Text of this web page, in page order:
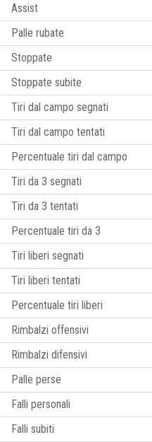
Assist
Palle rubate
Stoppate
Stoppate subite
Tiri dal campo segnati
Tiri dal campo tentati
Percentuale tiri dal campo
Tiri da 3 segnati
Tiri da 3 tentati
Percentuale tiri da 3
Tiri liberi segnati
Tiri liberi tentati
Percentuale tiri liberi
Rimbalzi offensivi
Rimbalzi difensivi
Palle perse
Falli personali
Falli subiti